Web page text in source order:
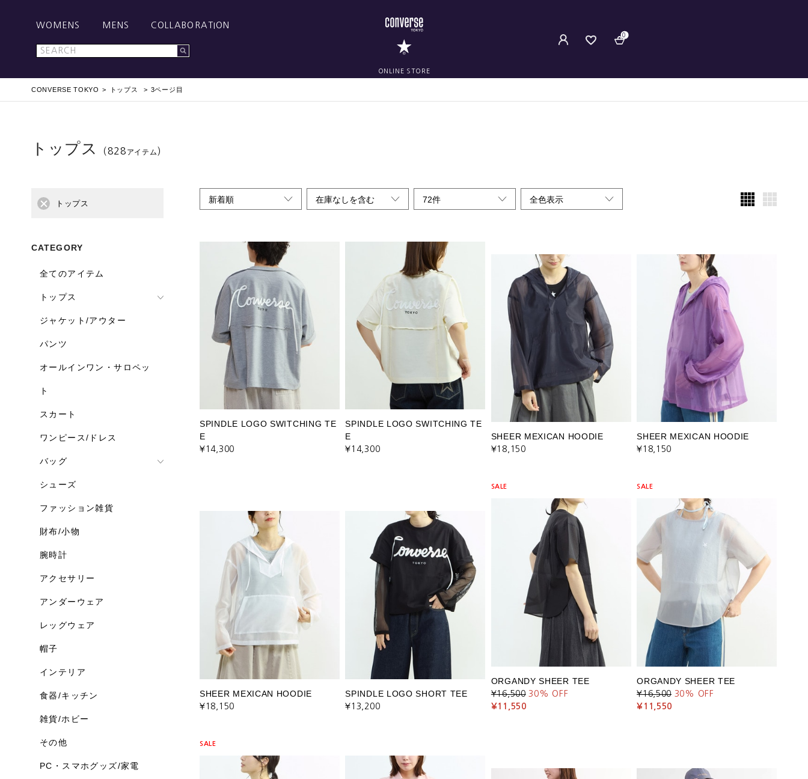
WOMENS MENS COLLABORATION
ONLINE STORE
0
CONVERSE TOKYO トップス 3ページ目
トップス （828 アイテム ）
トップス
CATEGORY
全てのアイテム
トップス
ジャケット/アウター
パンツ
オールインワン・サロペッ
ト
スカート
ワンピース/ドレス
バッグ
シューズ
ファッション雑貨
財布/小物
腕時計
アクセサリー
アンダーウェア
レッグウェア
帽子
インテリア
食器/キッチン
雑貨/ホビー
その他
PC・スマホグッズ/家電
新着順 在庫なしを含む 72件 全色表示
SPINDLE LOGO SWITCHING TE
E
¥14,300
SPINDLE LOGO SWITCHING TE
E
¥14,300
SHEER MEXICAN HOODIE
¥18,150
SHEER MEXICAN HOODIE
¥18,150
SHEER MEXICAN HOODIE
¥18,150
SPINDLE LOGO SHORT TEE
¥13,200
SALE
ORGANDY SHEER TEE
¥16,500 30 % OFF
¥11,550
SALE
ORGANDY SHEER TEE
¥16,500 30 % OFF
¥11,550
SALE